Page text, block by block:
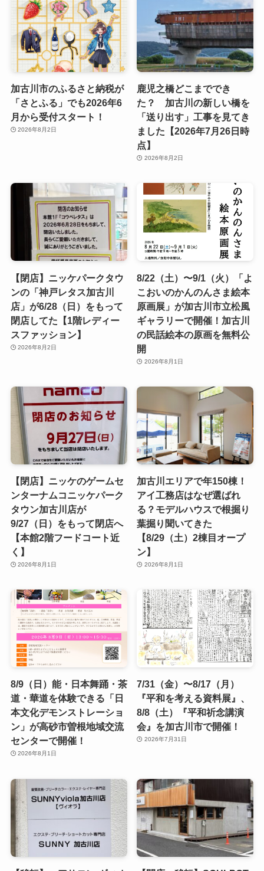
加古川市のふるさと納税が
「さとふる」でも2026年6
月から受付スタート！
2026年8月2日
鹿児之橋どこまででき
た？ 加古川の新しい橋を
「送り出す」工事を見てき
ました【2026年7月26日時
点】
2026年8月2日
【閉店】ニッケパークタウ
ンの「神戸レタス加古川
店」が6/28（日）をもって
閉店してた【1階レディー
スファッション】
2026年8月2日
8/22（土）〜9/1（火）「よ
こおいのかんのんさま絵本
原画展」が加古川市立松風
ギャラリーで開催！加古川
の民話絵本の原画を無料公
開
2026年8月1日
【閉店】ニッケのゲームセ
ンターナムコニッケパーク
タウン加古川店が
9/27（日）をもって閉店へ
【本館2階フードコート近
く】
2026年8月1日
加古川エリアで年150棟！
アイ工務店はなぜ選ばれ
る？モデルハウスで根掘り
葉掘り聞いてきた
【8/29（土）2棟目オープ
ン】
2026年8月1日
8/9（日）能・日本舞踊・茶
道・華道を体験できる「日
本文化デモンストレーショ
ン」が高砂市曽根地域交流
センターで開催！
2026年8月1日
7/31（金）〜8/17（月）
『平和を考える資料展』、
8/8（土）『平和祈念講演
会』を加古川市で開催！
2026年7月31日